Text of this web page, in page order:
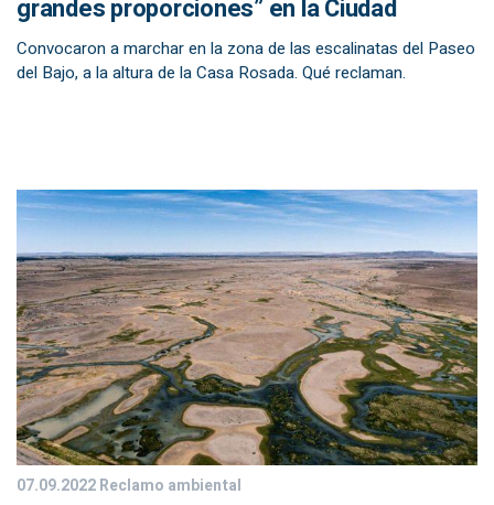
grandes proporciones” en la Ciudad
Convocaron a marchar en la zona de las escalinatas del Paseo
del Bajo, a la altura de la Casa Rosada. Qué reclaman.
07.09.2022Reclamo ambiental